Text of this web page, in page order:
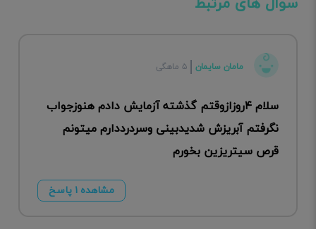
سوال های مرتبط
مامان سایمان ۵ ماهگی
سلام ۴روزازوقتم گذشته آزمایش دادم هنوزجواب
نگرفتم آبریزش شدیدبینی وسردرددارم میتونم
قرص سیتریزین بخورم
مشاهده ۱ پاسخ